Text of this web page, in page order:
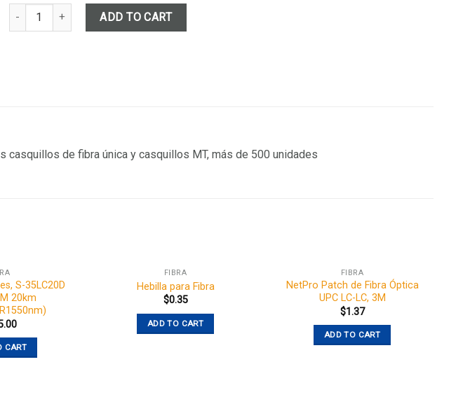
Limpiador de Conector Óptico tipo Cassette quantity
ADD TO CART
de fibra única y casquillos MT, más de 500 unidades
S-35LC20D
20km
CART
FIBRA
Hebilla para Fibra
$0.35
ADD TO CART
FIBRA
NetPro Patch de Fibra Óptica
UPC LC-LC, 3M
$1.37
ADD TO CART